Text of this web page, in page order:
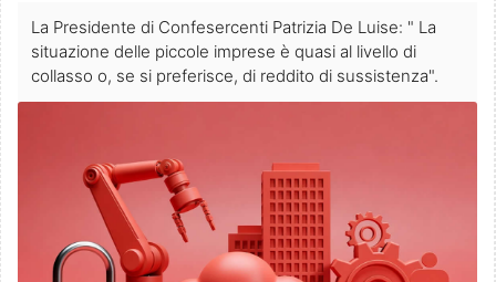
La Presidente di Confesercenti Patrizia De Luise: " La
situazione delle piccole imprese è quasi al livello di
collasso o, se si preferisce, di reddito di sussistenza".